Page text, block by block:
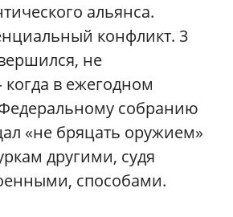
альянса.
конфликт. 3
не
в ежегодном
собранию
«не бряцать оружием»
другими, судя
способами.